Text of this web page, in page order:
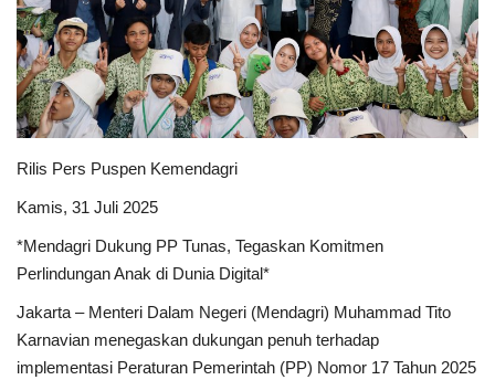
SEJARAH
DOKUMENTASI
VISI MISI
OPD
KONTAK
Language
Rilis Pers Puspen Kemendagri
Kamis, 31 Juli 2025
*Mendagri Dukung PP Tunas, Tegaskan Komitmen
Perlindungan Anak di Dunia Digital*
Jakarta – Menteri Dalam Negeri (Mendagri) Muhammad Tito
Karnavian menegaskan dukungan penuh terhadap
implementasi Peraturan Pemerintah (PP) Nomor 17 Tahun 2025